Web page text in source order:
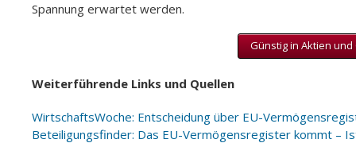
Spannung erwartet werden.
Günstig in Aktien
Weiterführende Links und Quellen
WirtschaftsWoche: Entscheidung über EU-
Beteiligungsfinder: Das EU-Vermögensregister kommt –